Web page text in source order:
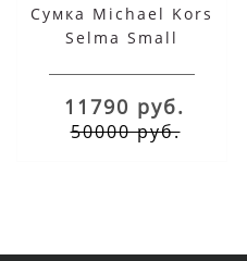
Сумка Michael Kors
Selma Small
11790 руб.
50000 руб.